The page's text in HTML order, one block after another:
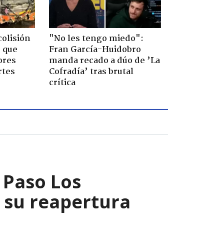
"No les tengo miedo":
Fran García-Huidobro
manda recado a dúo de ’La
Cofradía’ tras brutal
crítica
Los
reapertura